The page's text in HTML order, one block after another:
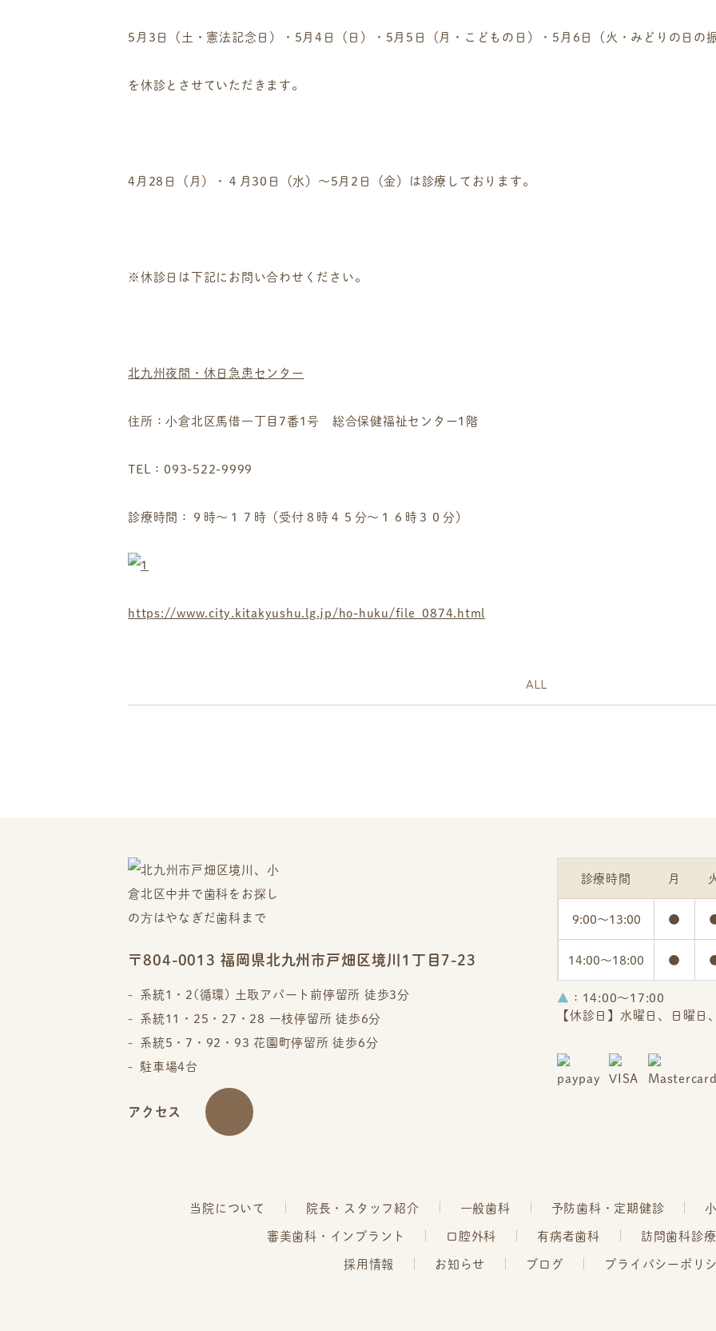
5月3日（土・憲法記念日）・5月4日（日）・5月5日（月・こどもの日）・5月6日（火・みどりの日の振
を休診とさせていただきます。
4月28日（月）・４月30日（水）～5月2日（金）は診療 しております。
※休診日は下記にお問い合わせください。
北九州夜間・休日急患センター
住所：小倉北区馬借一丁目7番1号 総合保健福祉センター1階
TEL：093-522-9999
診療時間：９時～１７時（受付８時４５分～１６時３０分）
https://www.city.kitakyushu.lg.jp/ho-huku/file_0874.html
ALL
〒804-0013 福岡県北九州市戸畑区境川1丁目7-23
系統1・2(循環) 土取アパート前停留所 徒歩3分
系統11・25・27・28 一枝停留所 徒歩6分
系統5・7・92・93 花園町停留所 徒歩6分
駐車場4台
アクセス
診療時間 月
9:00～13:00 ●
14:00～18:00 ●
▲ ：14:00～17:00
【休診日】水曜日、日曜日
当院について 院長・スタッフ紹介 一般歯科 予防歯科・定期健診
審美歯科・インプラント
口腔外科 有病者歯科 訪問歯科診療
採用情報
お知らせ ブログ プライバシーポリ